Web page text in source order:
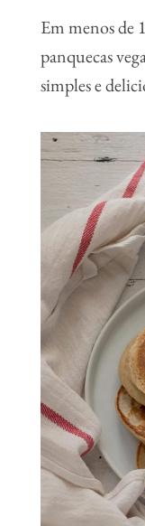
Em menos de
panquecas
simples e